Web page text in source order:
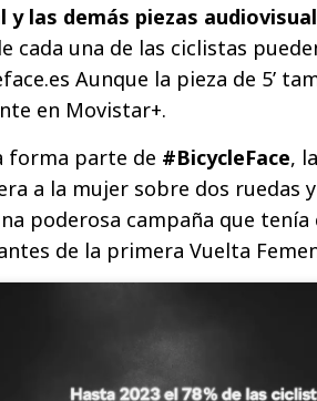
y las demás piezas
cada una de las ciclistas
Aunque la pieza de 5’
en Movistar+.
forma parte de #BicycleFace,
a la mujer sobre dos ruedas
poderosa campaña que
de la primera Vuelta